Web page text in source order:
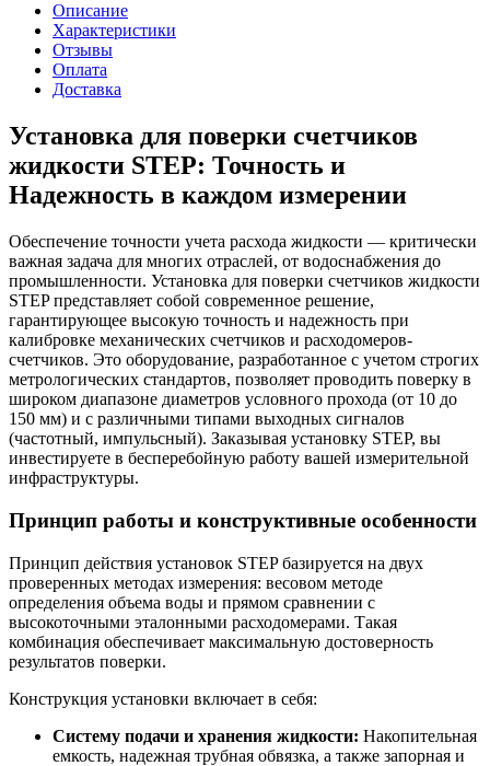
Описание
Характеристики
Отзывы
Оплата
Доставка
Установка для поверки счетчиков
жидкости STEP: Точность и
Надежность в каждом измерении
Обеспечение точности учета расхода жидкости — критически
важная задача для многих отраслей, от водоснабжения до
промышленности. Установка для поверки счетчиков жидкости
STEP представляет собой современное решение,
гарантирующее высокую точность и надежность при
калибровке механических счетчиков и расходомеров-
счетчиков. Это оборудование, разработанное с учетом строгих
метрологических стандартов, позволяет проводить поверку в
широком диапазоне диаметров условного прохода (от 10 до
150 мм) и с различными типами выходных сигналов
(частотный, импульсный). Заказывая установку STEP, вы
инвестируете в бесперебойную работу вашей измерительной
инфраструктуры.
Принцип работы и конструктивные особенности
Принцип действия установок STEP базируется на двух
проверенных методах измерения: весовом методе
определения объема воды и прямом сравнении с
высокоточными эталонными расходомерами. Такая
комбинация обеспечивает максимальную достоверность
результатов поверки.
Конструкция установки включает в себя:
Систему подачи и хранения жидкости: Накопительная
емкость, надежная трубная обвязка, а также запорная и